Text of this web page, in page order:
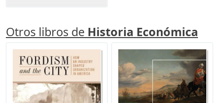
Otros libros de Historia Económica